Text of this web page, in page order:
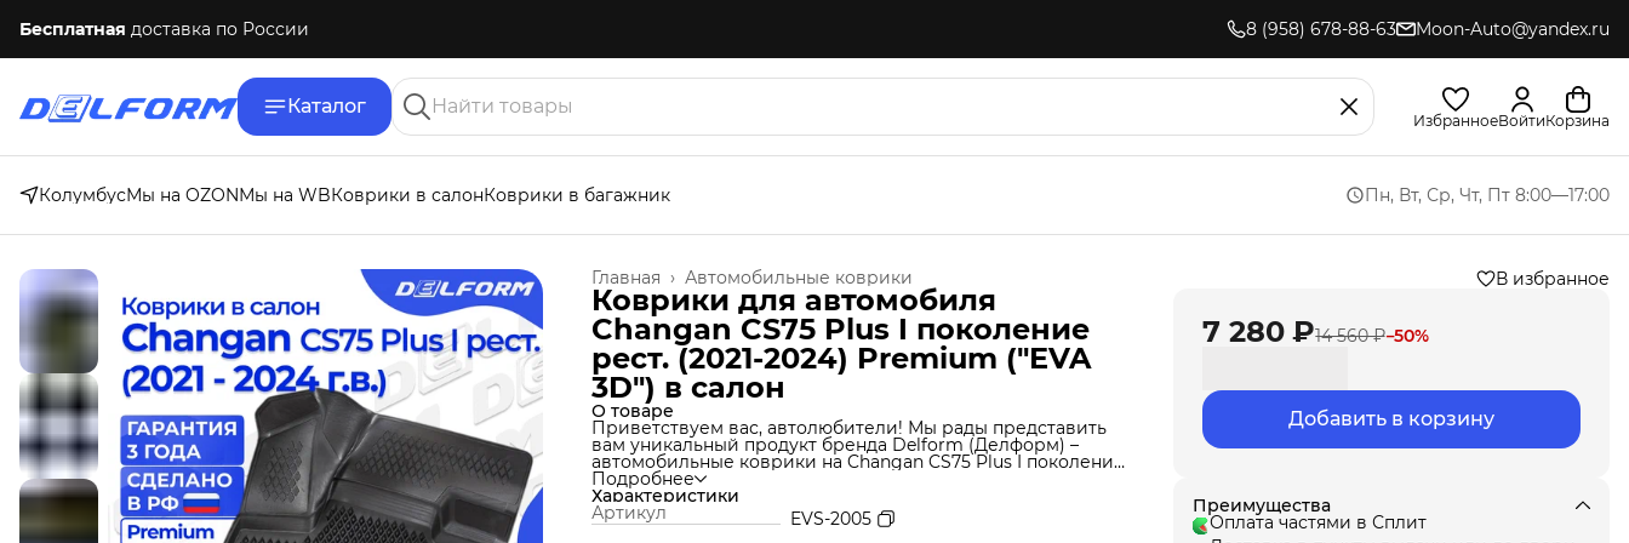
Бесплатная доставка по России 8 (958) 678-88-63 Moon-Auto@yandex.ru
Каталог
ИзбранноеВойтиКорзина
КолумбусМы на OZONМы на WBКоврики в салонКоврики в багажник Пн, Вт, Ср, Чт, Пт 8:00—17:00
Автомобильные коврики
Главная ›
Коврики для автомобиля
Changan CS75 Plus I поколение
рест. (2021-2024) Premium ("EVA
3D") в cалон
О товаре
Приветствуем вас, автолюбители! Мы рады представить
вам уникальный продукт бренда Delform (Делформ) –
автомобильные коврики на Changan CS75 Plus I поколение
рест. (2021-2024). Мы используем уникальную технологию
производства, которая позволяет нам создавать коврики
из материала термоэластопласт (ТЭП), который идеально
подходит под салон автомобиля и обеспечивает
Подробнее
Характеристики
Артикул
EVS-2005
В избранное
7 280 ₽14 560 ₽−50%
Добавить в корзину
Преимущества
Оплата частями в Сплит